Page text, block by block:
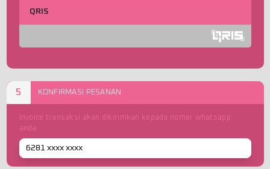
QRIS
5 KONFIRMASI PESANAN
Invoice transaksi akan dikirimkan kepada nomer whatsapp
anda.